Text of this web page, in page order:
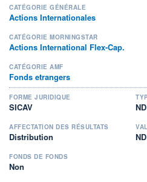
CATÉGORIE GÉNÉRALE
Actions Internationales
CATÉGORIE MORNINGSTAR
Actions International Flex-Cap.
CATÉGORIE AMF
Fonds etrangers
FORME JURIDIQUE
SICAV ND
AFFECTATION DES RÉSULTATS
Distribution ND
FONDS DE FONDS
Non